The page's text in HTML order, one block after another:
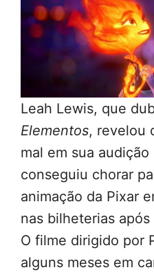
Leah Lewis, que
Elementos, revelou
mal em sua
conseguiu chorar
animação da Pixar
nas bilheterias
O filme dirigido por
alguns meses em